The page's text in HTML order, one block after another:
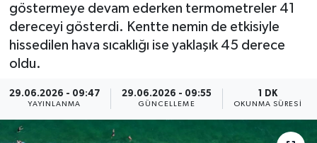
göstermeye devam ederken termometreler 41
dereceyi gösterdi. Kentte nemin de etkisiyle
hissedilen hava sıcaklığı ise yaklaşık 45 derece
oldu.
29.06.2026 - 09:47
YAYINLANMA
29.06.2026 - 09:55
GÜNCELLEME
1 DK
OKUNMA SÜRESI